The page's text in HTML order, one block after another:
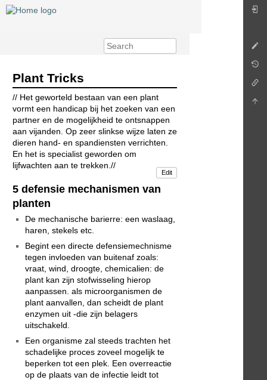
Plant Tricks
// Het geworteld bestaan van een plant
vormt een handicap bij het zoeken van een
partner en de mogelijkheid te ontsnappen
aan vijanden. Op zeer slinkse wijze laten ze
dieren hand- en spandiensten verrichten.
En het is specialist geworden om
lijfwachten aan te trekken.//
Edit
5 defensie mechanismen van
planten
De mechanische barierre: een waslaag,
haren, stekels etc.
Begint een directe defensiemechnisme
tegen invloeden van buitenaf zoals:
vraat, wind, droogte, chemicalien: de
plant kan zijn stofwisseling hierop
aanpassen. als microorganismen de
plant aanvallen, dan scheidt de plant
enzymen uit -die zijn belagers
uitschakeld.
Een organisme zal steeds trachten het
schadelijke proces zoveel mogelijk te
beperken tot een plek. Een overreactie
op de plaats van de infectie leidt tot